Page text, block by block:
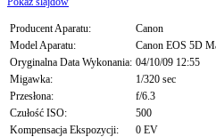
Producent Aparatu:
Canon
Model Aparatu:
Canon EOS 5D
Oryginalna Data Wykonania: 04/10/09 12:55
Migawka:
1/320 sec
Przesłona:
f/6.3
Czułość ISO:
500
Kompensacja Ekspozycji:
0 EV